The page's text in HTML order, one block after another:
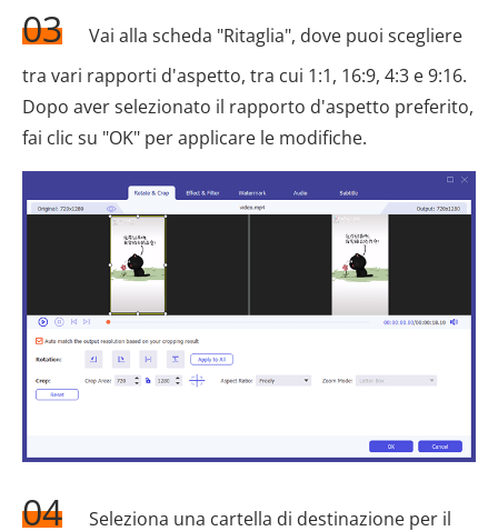
03
Vai alla scheda "Ritaglia", dove puoi scegliere
tra vari rapporti d'aspetto, tra cui 1:1, 16:9, 4:3 e 9:16.
Dopo aver selezionato il rapporto d'aspetto preferito,
fai clic su "OK" per applicare le modifiche.
04
Seleziona una cartella di destinazione per il